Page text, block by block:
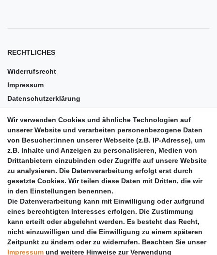
RECHTLICHES
Widerrufsrecht
Impressum
Datenschutzerklärung
Barrierefreiheit
Anleitungen
Vertrag widerrufen
PARTNER
DHL
GLS
PaketPLUS
Wir verwenden Cookies und ähnliche Technologien auf
unserer Website und verarbeiten personenbezogene Daten
von Besucher:innen unserer Webseite (z.B. IP-Adresse), um
z.B. Inhalte und Anzeigen zu personalisieren, Medien von
Drittanbietern einzubinden oder Zugriffe auf unsere Website
zu analysieren. Die Datenverarbeitung erfolgt erst durch
gesetzte Cookies. Wir teilen diese Daten mit Dritten, die wir
in den Einstellungen benennen.
Die Datenverarbeitung kann mit Einwilligung oder aufgrund
eines berechtigten Interesses erfolgen. Die Zustimmung
kann erteilt oder abgelehnt werden. Es besteht das Recht,
nicht einzuwilligen und die Einwilligung zu einem späteren
Zeitpunkt zu ändern oder zu widerrufen. Beachten Sie unser
Impressum und weitere Hinweise zur Verwendung